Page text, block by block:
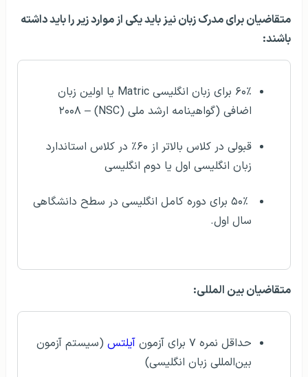
متقاضیان برای مدرک زبان نیز باید یکی از موارد زیر را باید داشته
باشند:
۶۰٪ برای زبان انگلیسی Matric یا اولین زبان
اضافی (گواهینامه ارشد ملی (NSC) – ۲۰۰۸
قبولی در کلاس بالاتر از ۶۰٪ در کلاس استاندارد
زبان انگلیسی اول یا دوم انگلیسی
۵۰٪ برای دوره کامل انگلیسی در سطح دانشگاهی
سال اول.
متقاضیان بین المللی:
حداقل نمره ۷ برای آزمون آیلتس (سیستم آزمون
بین‌المللی زبان انگلیسی)